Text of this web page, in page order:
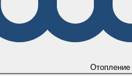
Отопление